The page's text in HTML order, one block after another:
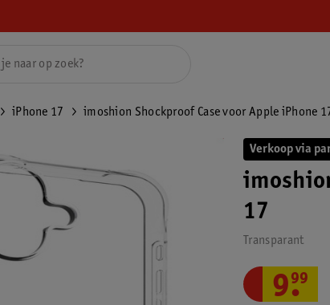
iPhone 17 imoshion Shockproof Case voor Apple iPhone
Verkoop via
17
Transparant
9.
99